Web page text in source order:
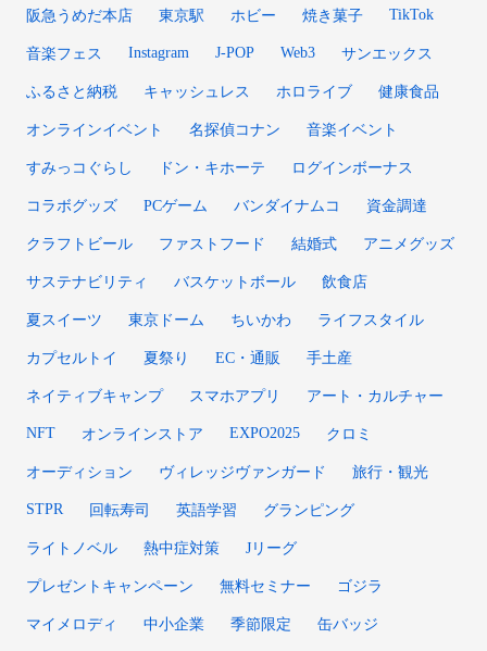
阪急うめだ本店 東京駅 ホビー 焼き菓子 TikTok
音楽フェス Instagram J-POP Web3 サンエックス
ふるさと納税 キャッシュレス ホロライブ 健康食品
オンラインイベント 名探偵コナン 音楽イベント
すみっコぐらし ドン・キホーテ ログインボーナス
コラボグッズ PCゲーム バンダイナムコ 資金調達
クラフトビール ファストフード 結婚式 アニメグッズ
サステナビリティ バスケットボール 飲食店
夏スイーツ 東京ドーム ちいかわ ライフスタイル
カプセルトイ 夏祭り EC・通販 手土産
ネイティブキャンプ スマホアプリ アート・カルチャー
NFT オンラインストア EXPO2025 クロミ
オーディション ヴィレッジヴァンガード 旅行・観光
STPR 回転寿司 英語学習 グランピング
ライトノベル 熱中症対策 Jリーグ
プレゼントキャンペーン 無料セミナー ゴジラ
マイメロディ 中小企業 季節限定 缶バッジ